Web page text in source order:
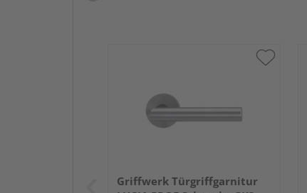
Griffwerk Türgriffgarnitur